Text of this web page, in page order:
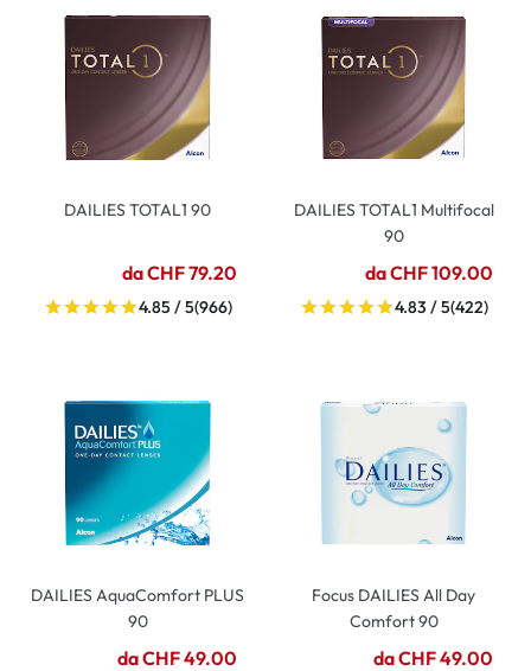
DAILIES TOTAL1 90
da CHF 79.20
4.85 / 5(966)
DAILIES TOTAL1 Multifocal
90
da CHF 109.00
4.83 / 5(422)
DAILIES AquaComfort PLUS
90
da CHF 49.00
Focus DAILIES All Day
Comfort 90
da CHF 49.00